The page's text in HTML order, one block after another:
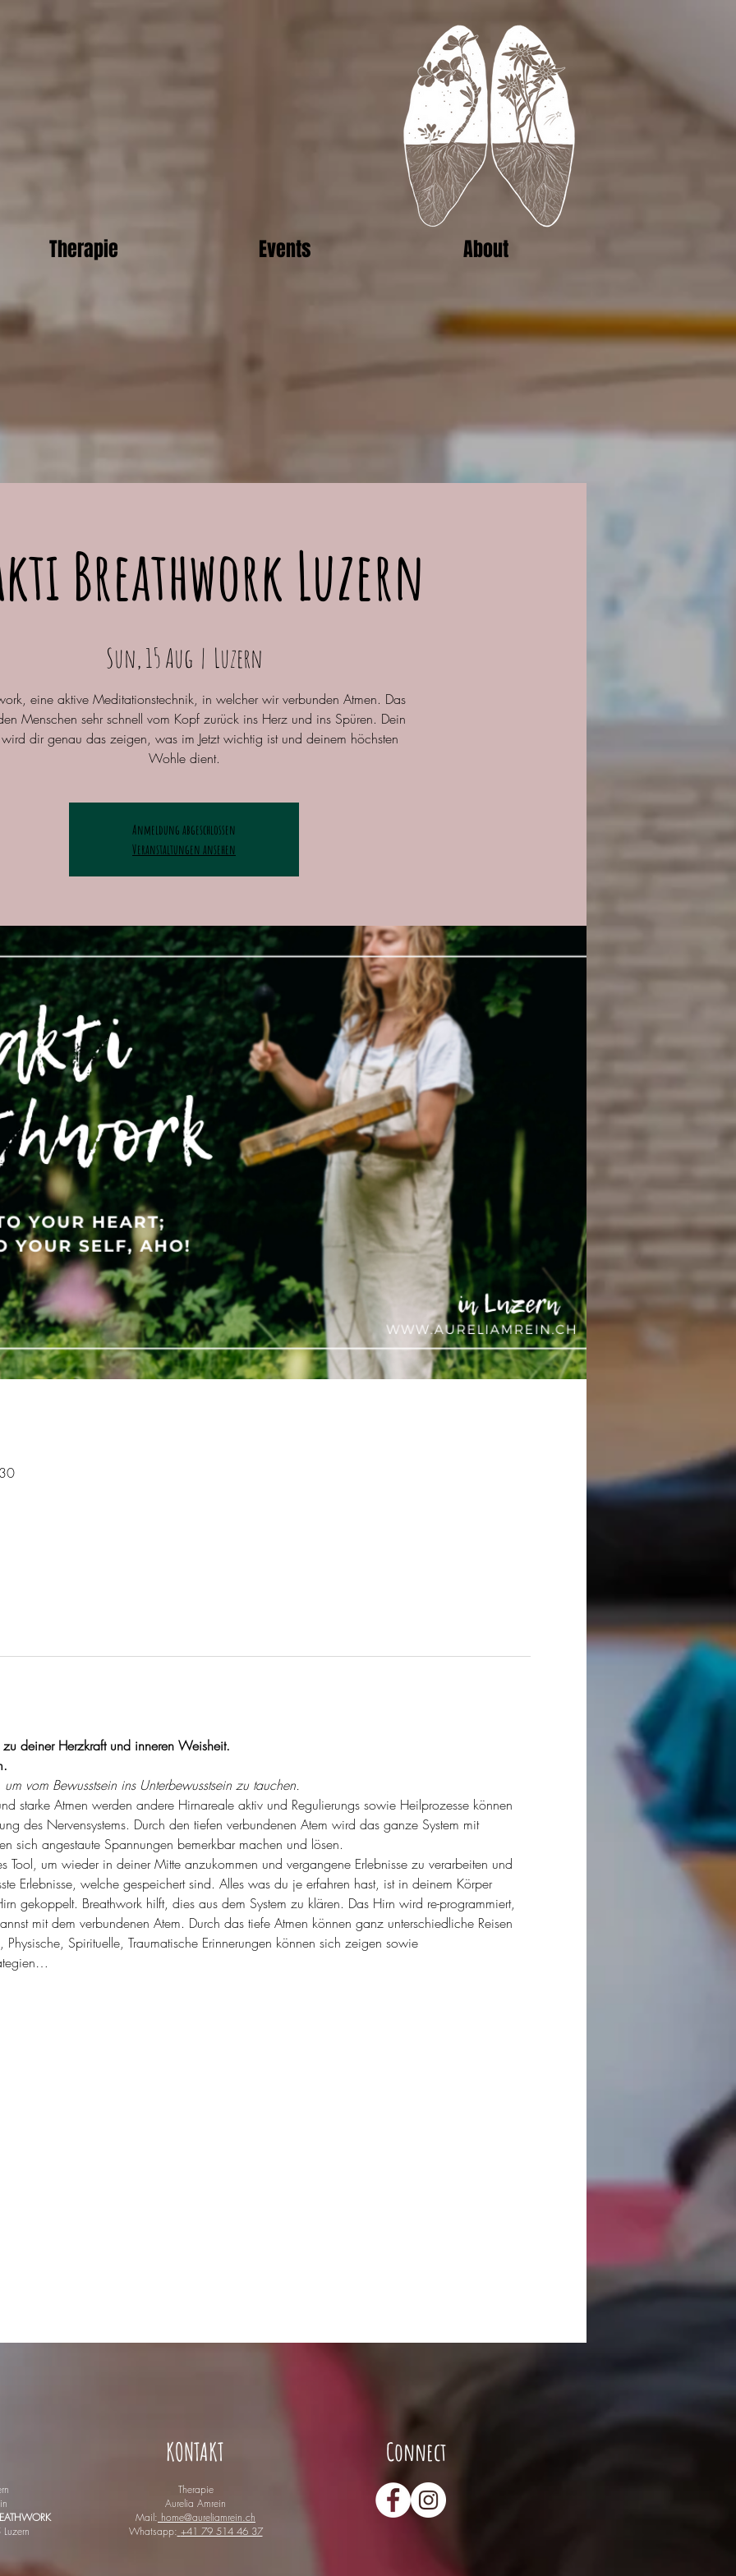
Therapie Events About
Breathwork Luzern
Sun, 15 Aug
  |
Luzern
eine aktive Meditationstechnik, in welcher wir verbunden Atmen. Das
Menschen sehr schnell vom Kopf zurück ins Herz und ins Spüren. Dein
dir genau das zeigen, was im Jetzt wichtig ist und deinem höchsten
Wohle dient.
Anmeldung abgeschlossen
Veranstaltungen ansehen
deiner Herzkraft und inneren Weisheit.
vom Bewusstsein ins Unterbewusstsein zu tauchen.
starke Atmen werden andere Hirnareale aktiv und Regulierungs sowie Heilprozesse können
des Nervensystems. Durch den tiefen verbundenen Atem wird das ganze System mit
sich angestaute Spannungen bemerkbar machen und lösen.
Tool, um wieder in deiner Mitte anzukommen und vergangene Erlebnisse zu verarbeiten und
Erlebnisse, welche gespeichert sind. Alles was du je erfahren hast, ist in deinem Körper
gekoppelt. Breathwork hilft, dies aus dem System zu klären. Das Hirn wird re-programmiert,
mit dem verbundenen Atem. Durch das tiefe Atmen können ganz unterschiedliche Reisen
Spirituelle, Traumatische Erinnerungen können sich zeigen sowie
KONTAKT
Therapie
Aurelia Amrein
Mail: home@aureliamrein.ch
Whatsapp: +41 79 514 46 37
Connect